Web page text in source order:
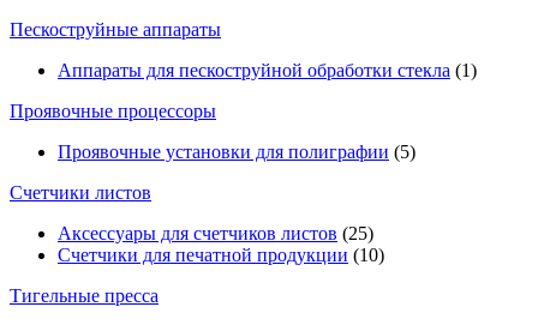
Пескоструйные аппараты
Аппараты для пескоструйной обработки стекла (1)
Проявочные процессоры
Проявочные установки для полиграфии (5)
Счетчики листов
Аксессуары для счетчиков листов (25)
Счетчики для печатной продукции (10)
Тигельные пресса